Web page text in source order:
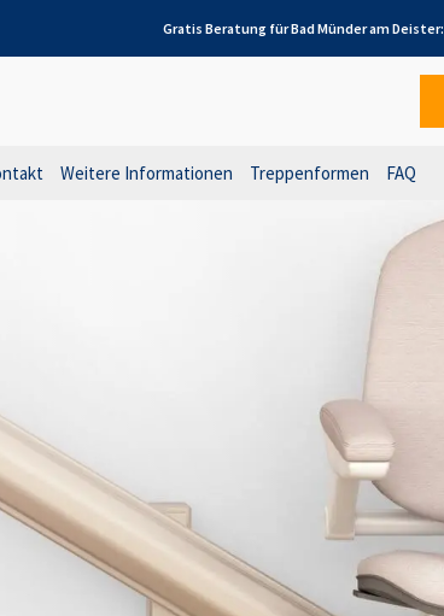
Gratis Beratung fürBad Münder am Deister:
Weitere Informationen Treppenformen FAQ